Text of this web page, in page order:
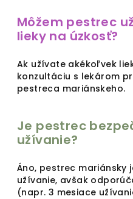
Môžem pestrec
lieky na úzkosť?
Ak užívate akékoľvek
konzultáciu s lekárom
pestreca mariánskeho.
Je pestrec
užívanie?
Áno, pestrec mariánsky
užívanie, avšak
(napr. 3 mesiace